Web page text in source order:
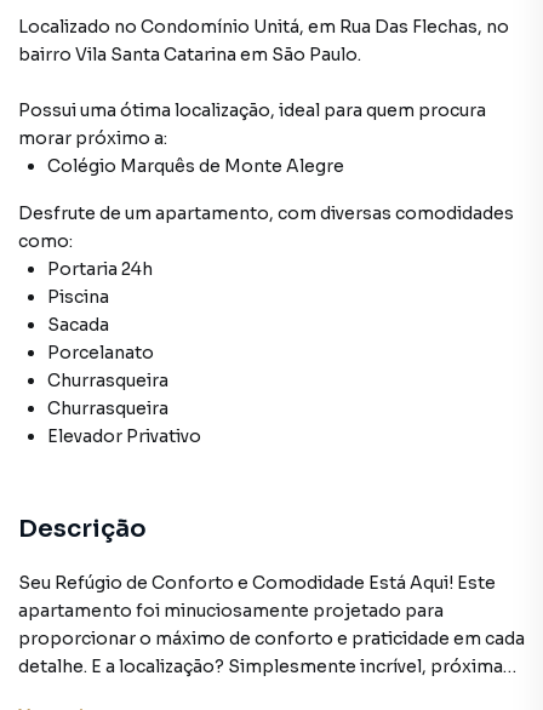
Sacada com Skin Glass
Localizado no Condomínio Unitá, em Rua Das Flechas, no
bairro Vila Santa Catarina em São Paulo.
Possui uma ótima localização, ideal para quem procura
morar próximo a:
Colégio Marquês de Monte Alegre
Desfrute de um apartamento, com diversas comodidades
como:
Portaria 24h
Piscina
Sacada
Porcelanato
Churrasqueira
Churrasqueira
Elevador Privativo
Descrição
Seu Refúgio de Conforto e Comodidade Está Aqui! Este
apartamento foi minuciosamente projetado para
proporcionar o máximo de conforto e praticidade em cada
detalhe. E a localização? Simplesmente incrível, próxima